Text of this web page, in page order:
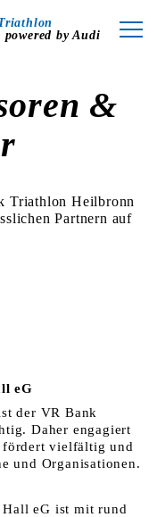
powered by Audi
&
Triathlon Heilbronn
Partnern auf
eG
der VR Bank
Daher engagiert
vielfältig und
und Organisationen.
eG ist mit rund